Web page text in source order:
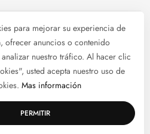
Moda. Todos los Derechos
para mejorar su experiencia de
ofrecer anuncios o contenido
nuestro tráfico. Al hacer clic
usted acepta nuestro uso de
Mas información
PERMITIR